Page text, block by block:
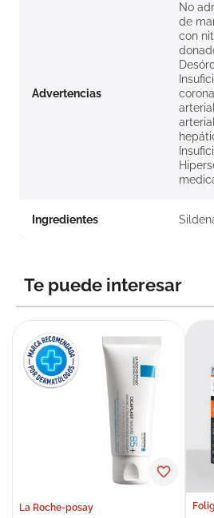
Advertencias
No
de
con
Ingredientes
Te puede interesar
La Roche-posay